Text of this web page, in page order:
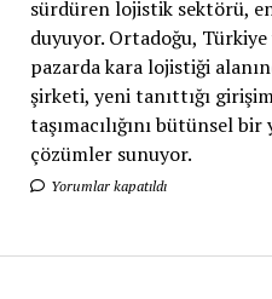
sürdüren lojistik sektörü,
duyuyor. Ortadoğu, Türkiye
pazarda kara lojistiği
şirketi, yeni tanıttığı
taşımacılığını bütünsel
çözümler sunuyor.
Yorumlar kapatıldı